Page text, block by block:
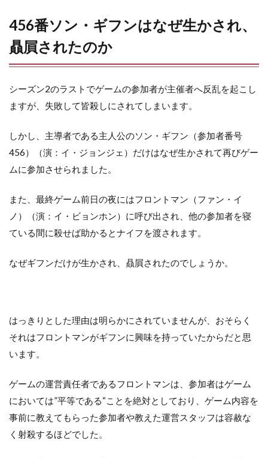
456番ソン・ギフンはなぜ生かされ、
贔屓されたのか
シーズン2のラストでゲームの参加者が主催者へ反乱を起こし
ますが、失敗して皆殺しにされてしまいます。
しかし、主導者である主人公のソン・ギフン（参加者番号
456）（演：イ・ジョンジェ）だけはなぜ生かされて再びゲー
ムに参加させられました。
また、最終ゲーム前日の夜にはフロントマン（ファン・イ
ノ）（演：イ・ビョンホン）に呼び出され、他の参加者を寝
ている間に殺せば助かるとナイフを渡されます。
なぜギフンだけが生かされ、贔屓されたのでしょうか。
はっきりとした理由は明らかにされていませんが、おそらく
それはフロントマンがギフンに興味を持っていたからだと思
います。
ゲームの運営責任者であるフロントマンは、参加者はゲーム
においては”平等である“ことを絶対としており、ゲーム内容を
事前に教えてもらった参加者や教えた運営スタッフは容赦な
く射殺するほどでした。